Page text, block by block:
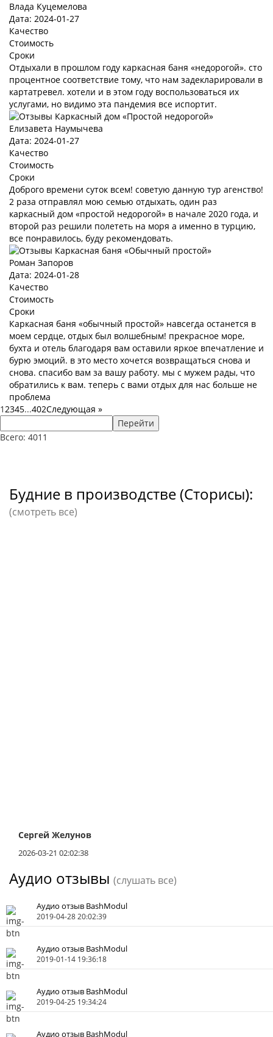
Влада Куцемелова
Дата: 2024-01-27
Качество
Стоимость
Сроки
Отдыхали в прошлом году каркасная баня «недорогой». сто
процентное соответствие тому, что нам задекларировали в
картатревел. хотели и в этом году воспользоваться их
услугами, но видимо эта пандемия все испортит.
Елизавета Наумычева
Дата: 2024-01-27
Качество
Стоимость
Сроки
Доброго времени суток всем! советую данную тур агенство!
2 раза отправлял мою семью отдыхать, один раз
каркасный дом «простой недорогой» в начале 2020 года, и
второй раз решили полететь на моря а именно в турцию,
все понравилось, буду рекомендовать.
Роман Запоров
Дата: 2024-01-28
Качество
Стоимость
Сроки
Каркасная баня «обычный простой» навсегда останется в
моем сердце, отдых был волшебным! прекрасное море,
бухта и отель благодаря вам оставили яркое впечатление и
бурю эмоций. в это место хочется возвращаться снова и
снова. спасибо вам за вашу работу. мы с мужем рады, что
обратились к вам. теперь с вами отдых для нас больше не
проблема
12345...402Следующая »
Перейти
Всего: 4011
Будние в производстве (Сторисы):
(смотреть все)
Сергей Желунов
2026-03-21 02:02:38
Аудио отзывы (слушать все)
Аудио отзыв BashModul
2019-04-28 20:02:39
Аудио отзыв BashModul
2019-01-14 19:36:18
Аудио отзыв BashModul
2019-04-25 19:34:24
Аудио отзыв BashModul